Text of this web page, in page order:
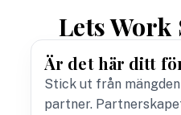
Lets Work
Är det här ditt
Stick ut från
partner.